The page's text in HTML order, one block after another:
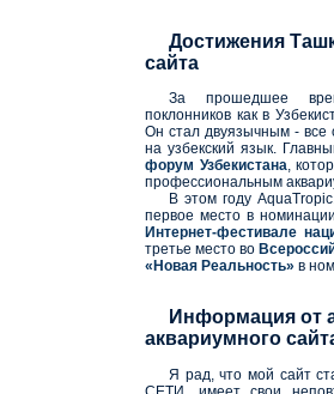
Достижения
сайта
За прошедшее
поклонников как в
Он стал двуязычным - все
на узбекский язык.
форум Узбекистана,
профессиональным
В этом году
первое место в
Интернет-фестивале
третье место во
«Новая Реальность» в
Информация от
аквариумного
Я рад, что мой сайт